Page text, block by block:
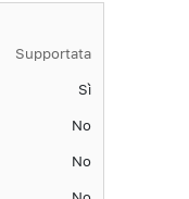
Supportata
Sì
No
No